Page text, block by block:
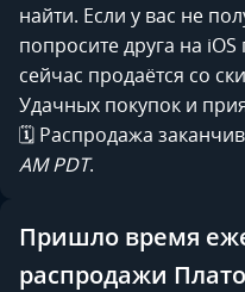
найти. Если у вас не
попросите друга на
сейчас продаётся со
Удачных покупок и
🗓️ Распродажа
AM PDT.
Пришло время
распродажи